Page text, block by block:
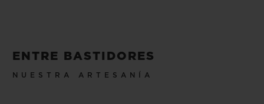
ENTRE BASTIDORES
NUESTRA ARTESANÍA